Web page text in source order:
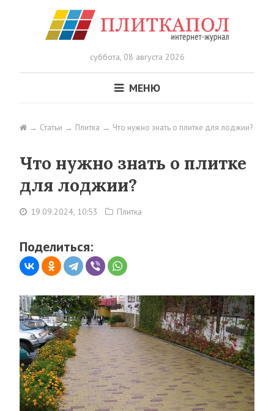
суббота,08 августа 2026
МЕНЮ
Статьи Плитка Что нужно знать о плитке для лоджии?
Что нужно знать о плитке
для лоджии?
19.09.2024, 10:53 Плитка
Поделиться: